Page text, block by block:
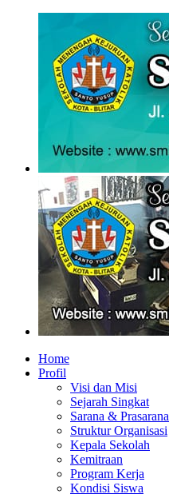
Home
Profil
Visi dan Misi
Sejarah Singkat
Sarana & Prasarana
Struktur Organisasi
Kepala Sekolah
Kemitraan
Program Kerja
Kondisi Siswa